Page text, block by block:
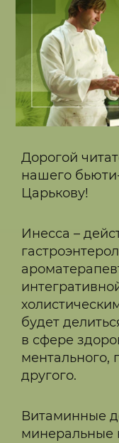
Дорогой
нашего
Царькову!
Инесса –
будет
в сфере
ментального,
другого.
Витаминные
минеральные